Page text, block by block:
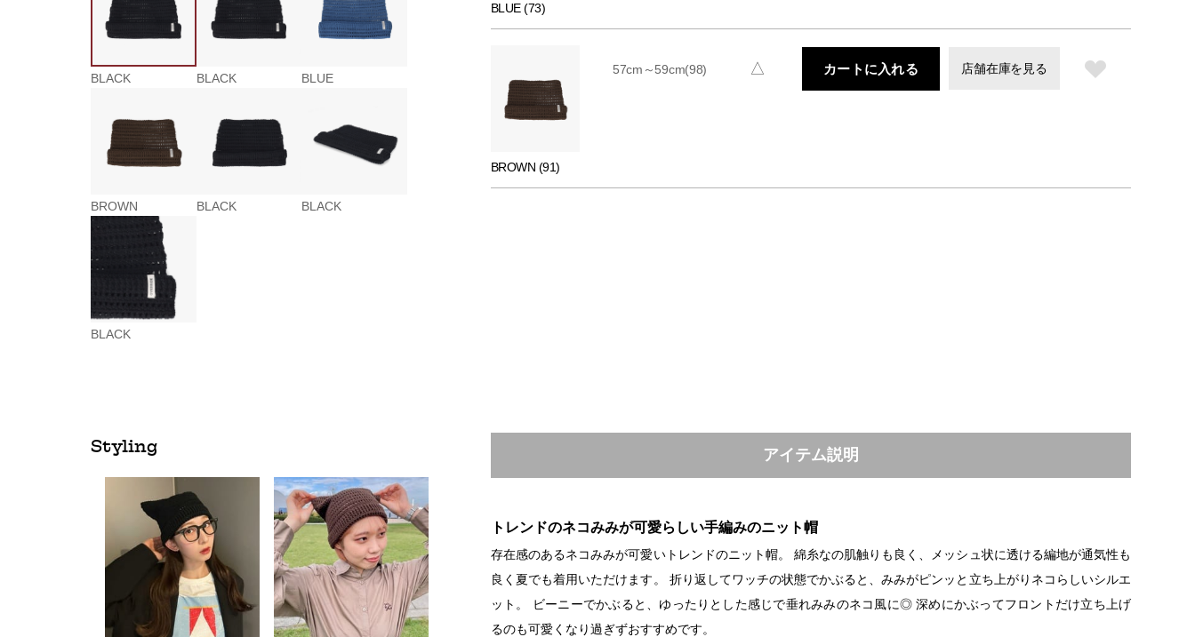
BLACK BLACK BLUE
BROWN BLACK BLACK
BLACK
BLUE (73)
BROWN (91)
57cm～59cm(98) △ カートに入れる 店舗在庫を見る
Styling アイテム説明
トレンドのネコみみが可愛らしい手編みのニット帽
存在感のあるネコみみが可愛いトレンドのニット帽。 綿糸なの肌触りも良く、メッシュ状に透ける編地が通気性も
良く夏でも着用いただけます。 折り返してワッチの状態でかぶると、みみがピンッと立ち上がりネコらしいシルエ
ット。 ビーニーでかぶると、ゆったりとした感じで垂れみみのネコ風に◎ 深めにかぶってフロントだけ立ち上げ
るのも可愛くなり過ぎずおすすめです。